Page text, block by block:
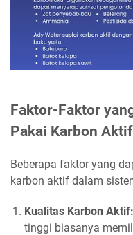
Faktor-Faktor
Pakai Karbon Aktif
Beberapa faktor yang
karbon aktif dalam
Kualitas Karbon Aktif:
tinggi biasanya